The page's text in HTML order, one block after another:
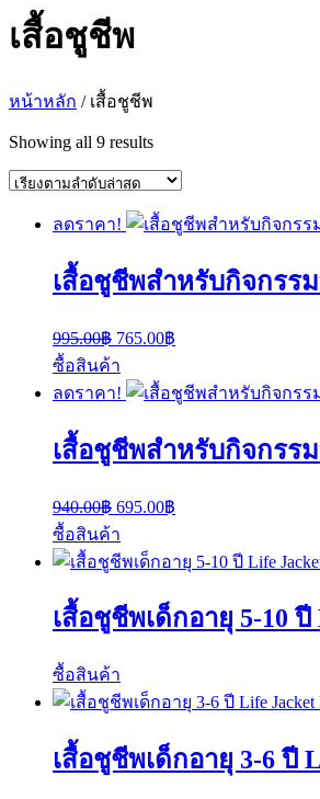
เสื้อชูชีพ
หน้าหลัก / เสื้อชูชีพ
Showing all 9 resultsSorted
latest
ลดราคา!
เสื้อชูชีพสำหรับกิจกรร
995.00฿ Original
price
was:
995.00฿.
765.00฿
price
765.00฿.
ซื้อสินค้า
ลดราคา!
เสื้อชูชีพสำหรับกิจกรร
940.00฿ Original
price
was:
940.00฿.
695.00฿
price
695.00฿.
ซื้อสินค้า
เสื้อชูชีพเด็กอายุ 5-10
ซื้อสินค้า
เสื้อชูชีพเด็กอายุ 3-6 ปี